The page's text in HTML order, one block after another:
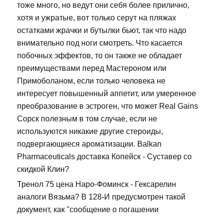
тоже много, но ведут они себя более прилично,
хотя и ужратые, вот только серут на пляжах
остатками жрачки и бутылки бьют, так что надо
внимательно под ноги смотреть. Что касается
побочных эффектов, то он также не обладает
преимуществами перед Мастероном или
Примоболаном, если только человека не
интересует повышенный аппетит, или умеренное
преобразование в эстроген, что может Real Gains
Сорск полезным в том случае, если не
используются никакие другие стероиды,
подвергающиеся ароматизации. Balkan
Pharmaceuticals доставка Копейск - Суставер со
скидкой Клин?
Тренол 75 цена Наро-Фоминск - Гексарелин
аналоги Вязьма? В 128-И предусмотрен такой
документ, как "сообщение о погашении